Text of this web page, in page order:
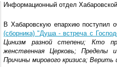
Информационный отдел
В Хабаровскую епархию поступил
(сборника) "Душа - встреча с
Цинизм разной степени; Кто
женственная Церковь; Пределы
Причины мирового кризиса;